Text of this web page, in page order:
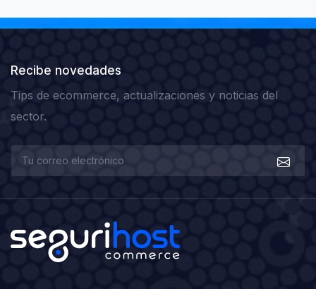
Recibe novedades
Tips de ecommerce, actualizaciones y noticias del
sector.